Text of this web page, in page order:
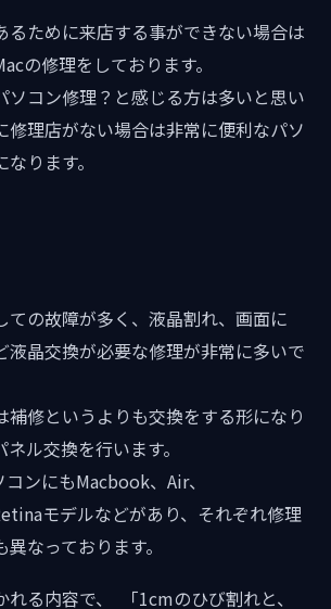
るために来店する事ができない場合は
の修理をしております。
ソコン修理？と感じる方は多いと思い
修理店がない場合は非常に便利なパソ
ります。
ての故障が多く、液晶割れ、画面に
液晶交換が必要な修理が非常に多いで
補修というよりも交換をする形になり
ル交換を行います。
ンにもMacbook、Air、
モデルなどがあり、それぞれ修理
なっております。
れる内容で、 「1cmのひび割れと、